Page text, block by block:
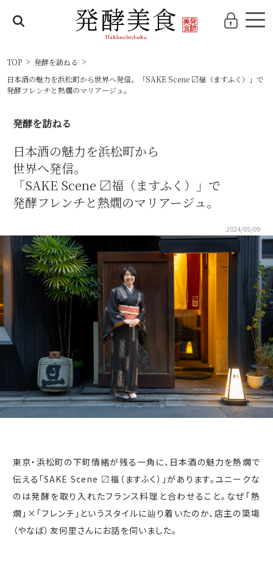
TOP
発酵を訪ねる
日本酒の魅力を浜松町から世界へ発信。「SAKE Scene 〼福（ますふく）」で
発酵フレンチと熱燗のマリアージュ。
発酵を訪ねる
日本酒の魅力を浜松町から
世界へ発信。
「SAKE Scene 〼福（ますふく）」で
発酵フレンチと熱燗のマリアージュ。
2024/05/09
東京・浜松町の下町情緒が残る一角に、日本酒の魅力を熱燗で
伝える「SAKE Scene 〼福（ますふく）」があります。ユニークな
のは発酵を取り入れたフランス料理と合わせること。なぜ「熱
燗」×「フレンチ」というスタイルに辿り着いたのか、店主の簗塲
（やなば）友何里さんにお話を伺いました。